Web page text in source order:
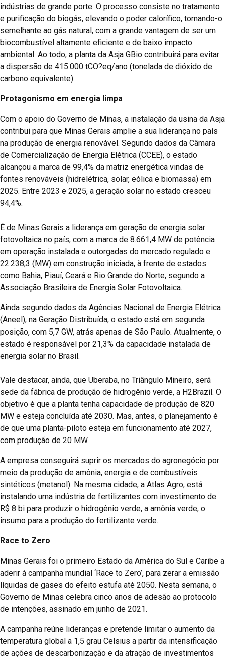
indústrias de grande porte. O processo consiste no tratamento
e purificação do biogás, elevando o poder calorífico, tornando-o
semelhante ao gás natural, com a grande vantagem de ser um
biocombustível altamente eficiente e de baixo impacto
ambiental. Ao todo, a planta da Asja GBio contribuirá para evitar
a dispersão de 415.000 tCO?eq/ano (tonelada de dióxido de
carbono equivalente).
Protagonismo em energia limpa
Com o apoio do Governo de Minas, a instalação da usina da Asja
contribui para que Minas Gerais amplie a sua liderança no país
na produção de energia renovável. Segundo dados da Câmara
de Comercialização de Energia Elétrica (CCEE), o estado
alcançou a marca de 99,4% da matriz energética vindas de
fontes renováveis (hidrelétrica, solar, eólica e biomassa) em
2025. Entre 2023 e 2025, a geração solar no estado cresceu
94,4%.
É de Minas Gerais a liderança em geração de energia solar
fotovoltaica no país, com a marca de 8.661,4 MW de potência
em operação instalada e outorgadas do mercado regulado e
22.238,3 (MW) em construção iniciada, à frente de estados
como Bahia, Piauí, Ceará e Rio Grande do Norte, segundo a
Associação Brasileira de Energia Solar Fotovoltaica.
Ainda segundo dados da Agências Nacional de Energia Elétrica
(Aneel), na Geração Distribuída, o estado está em segunda
posição, com 5,7 GW, atrás apenas de São Paulo. Atualmente, o
estado é responsável por 21,3% da capacidade instalada de
energia solar no Brasil.
Vale destacar, ainda, que Uberaba, no Triângulo Mineiro, será
sede da fábrica de produção de hidrogênio verde, a H2Brazil. O
objetivo é que a planta tenha capacidade de produção de 820
MW e esteja concluída até 2030. Mas, antes, o planejamento é
de que uma planta-piloto esteja em funcionamento até 2027,
com produção de 20 MW.
A empresa conseguirá suprir os mercados do agronegócio por
meio da produção de amônia, energia e de combustíveis
sintéticos (metanol). Na mesma cidade, a Atlas Agro, está
instalando uma indústria de fertilizantes com investimento de
R$ 8 bi para produzir o hidrogênio verde, a amônia verde, o
insumo para a produção do fertilizante verde.
Race to Zero
Minas Gerais foi o primeiro Estado da América do Sul e Caribe a
aderir à campanha mundial ‘Race to Zero’, para zerar a emissão
líquidas de gases do efeito estufa até 2050. Nesta semana, o
Governo de Minas celebra cinco anos de adesão ao protocolo
de intenções, assinado em junho de 2021.
A campanha reúne lideranças e pretende limitar o aumento da
temperatura global a 1,5 grau Celsius a partir da intensificação
de ações de descarbonização e da atração de investimentos